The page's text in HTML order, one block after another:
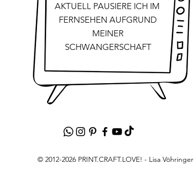
AKTUELL PAUSIERE ICH IM
FERNSEHEN AUFGRUND
MEINER
SCHWANGERSCHAFT
© 2012-2026 PRINT.CRAFT.LOVE! - Lisa Vöhringer